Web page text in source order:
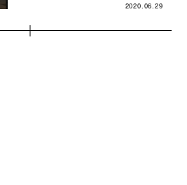
2020.06.29